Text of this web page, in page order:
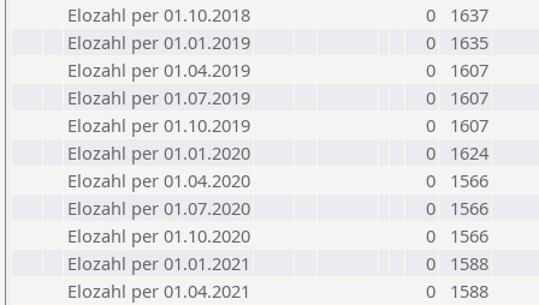
Elozahl per 01.10.2018
0
1637
Elozahl per 01.01.2019
0
1635
Elozahl per 01.04.2019
0
1607
Elozahl per 01.07.2019
0
1607
Elozahl per 01.10.2019
0
1607
Elozahl per 01.01.2020
0
1624
Elozahl per 01.04.2020
0
1566
Elozahl per 01.07.2020
0
1566
Elozahl per 01.10.2020
0
1566
Elozahl per 01.01.2021
0
1588
Elozahl per 01.04.2021
0
1588